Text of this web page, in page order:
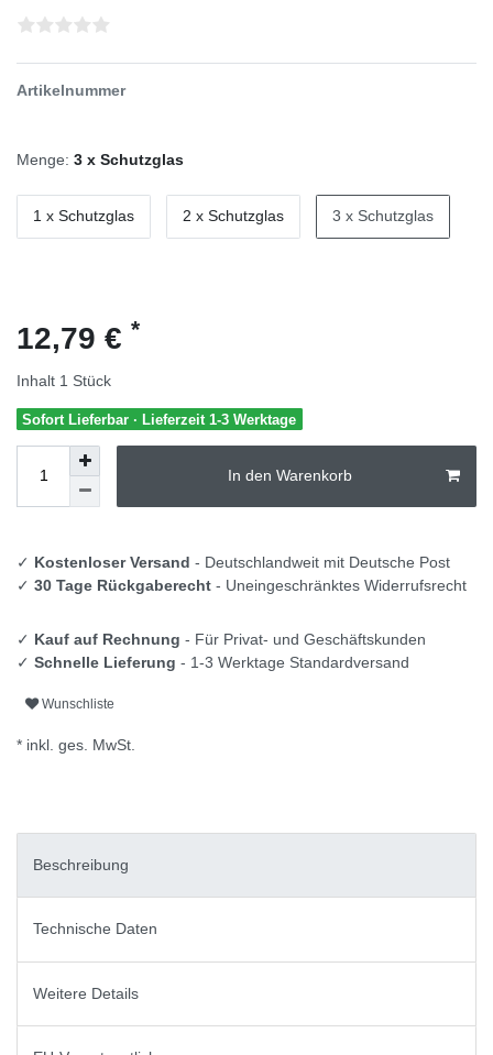
Artikelnummer
Menge: 3 x Schutzglas
1 x Schutzglas 2 x Schutzglas 3 x Schutzglas
12,79 € *
Inhalt 1 Stück
Sofort Lieferbar · Lieferzeit 1-3 Werktage
In den Warenkorb
✓ Kostenloser Versand - Deutschlandweit mit Deutsche Post
✓ 30 Tage Rückgaberecht - Uneingeschränktes Widerrufsrecht
✓ Kauf auf Rechnung - Für Privat- und Geschäftskunden
✓ Schnelle Lieferung - 1-3 Werktage Standardversand
Wunschliste
* inkl. ges. MwSt.
Beschreibung
Technische Daten
Weitere Details